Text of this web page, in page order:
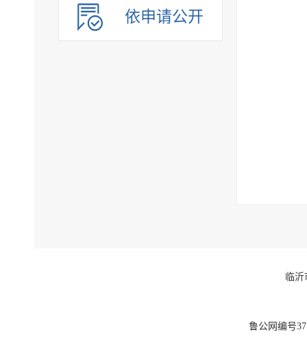
依申请公开
临
鲁公网编号